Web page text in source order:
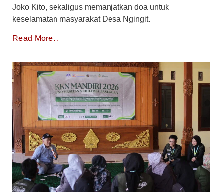
Joko Kito, sekaligus memanjatkan doa untuk
keselamatan masyarakat Desa Ngingit.
Read More...